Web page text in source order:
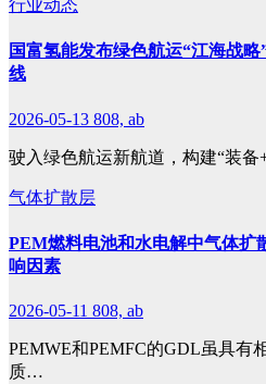
行业动态
国富氢能发布绿色航运“江海战
线
2026-05-13 808, ab
驶入绿色航运新航道，构建“装备
气体扩散层
PEM燃料电池和水电解中气体扩
响因素
2026-05-11 808, ab
PEMWE和PEMFC的GDL虽具有
质…